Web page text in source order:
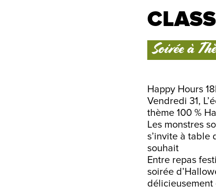
Soirée à
Happy Hours
Vendredi 31,
thème 100 %
Les monstres
s’invite à table
souhait
Entre repas
soirée